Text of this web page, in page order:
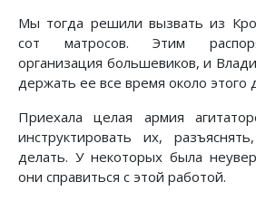
Мы тогда решили вызвать из
сот матросов. Этим
организация большевиков, и
держать ее все время около этого
Приехала целая армия
инструктировать их,
делать. У некоторых была
они справиться с этой работой.